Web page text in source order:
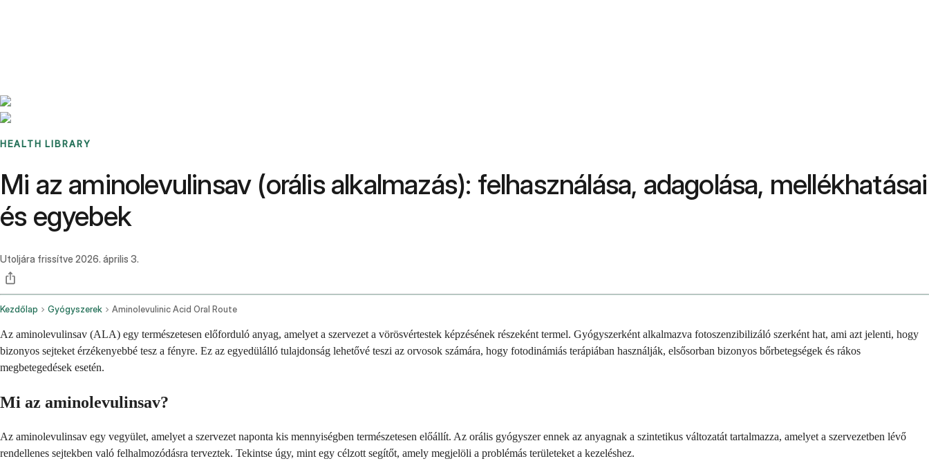
HEALTH LIBRARY
Mi az aminolevulinsav (orális alkalmazás): felhasználása, adagolása, mellékhatásai
és egyebek
Utoljára frissítve 2026. április 3.
Kezdőlap Gyógyszerek Aminolevulinic Acid Oral Route
Az aminolevulinsav (ALA) egy természetesen előforduló anyag, amelyet a szervezet a vörösvértestek képzésének részeként termel. Gyógyszerként alkalmazva fotoszenzibilizáló szerként hat, ami azt jelenti, hogy
bizonyos sejteket érzékenyebbé tesz a fényre. Ez az egyedülálló tulajdonság lehetővé teszi az orvosok számára, hogy fotodinámiás terápiában használják, elsősorban bizonyos bőrbetegségek és rákos
megbetegedések esetén.
Mi az aminolevulinsav?
Az aminolevulinsav egy vegyület, amelyet a szervezet naponta kis mennyiségben természetesen előállít. Az orális gyógyszer ennek az anyagnak a szintetikus változatát tartalmazza, amelyet a szervezetben lévő
rendellenes sejtekben való felhalmozódásra terveztek. Tekintse úgy, mint egy célzott segítőt, amely megjelöli a problémás területeket a kezeléshez.